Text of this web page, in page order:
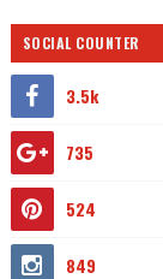
SOCIAL COUNTER
3.5k
735
524
849